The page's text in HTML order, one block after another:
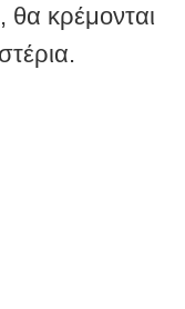
θα κρέμονται